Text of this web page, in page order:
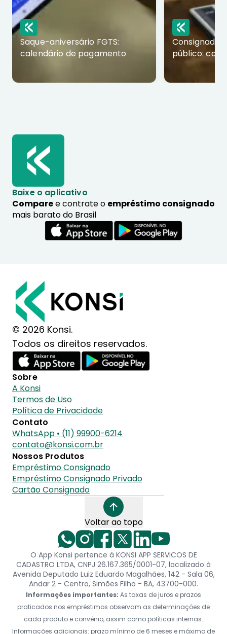
Saque-aniversário FGTS:
calendário de pagamento
Consignado
público:
Baixe o aplicativo
Comparee contrate o empréstimo consignado
mais barato do Brasil
© 2026 Konsi.
Todos os direitos reservados.
Sobre
A Konsi
Termos de Uso
Política de Privacidade
Contato
WhatsApp • (11) 99900-6214
contato@konsi.com.br
Nossos Produtos
Empréstimo Consignado
Empréstimo Consignado Privado
Cartão Consignado
Voltar ao topo
O App Konsi pertence à KONSI APP SERVICOS DE
CADASTRO LTDA, CNPJ 26.167.365/0001-07, localizado à
Avenida Deputado Luiz Eduardo Magalhães, 142 - Sala 06,
Andar 2 - Centro, Simões Filho - BA, 43700-000.
Informações importantes: As taxas de juros e prazos
praticados nos empréstimos observam as determinações de
cada produto e convênio, assim como políticas internas.
Informações adicionais: prazo mínimo de 6 meses e máximo de